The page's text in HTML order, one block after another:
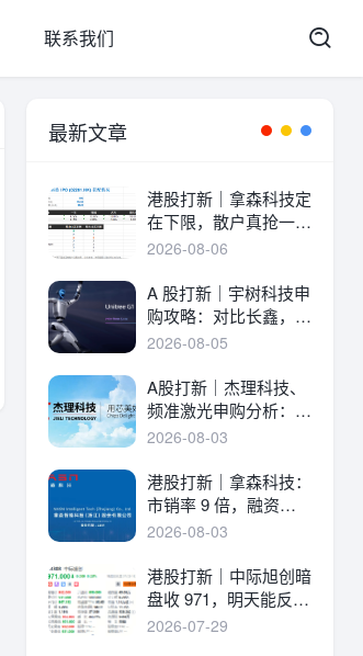
联系我们
最新文章
港股打新｜拿森科技定
在下限，散户真抢一
手！
2026-08-06
A 股打新｜宇树科技申
购攻略：对比长鑫，一
文讲透中签率与A港差
2026-08-05
A股打新｜杰理科技、
频准激光申购分析：估
值、中签率与资金方案
2026-08-03
港股打新｜拿森科技：
市销率 9 倍，融资溢
价 30%，能打吗？
2026-08-03
港股打新｜中际旭创暗
盘收 971，明天能反弹
吗？
2026-07-29